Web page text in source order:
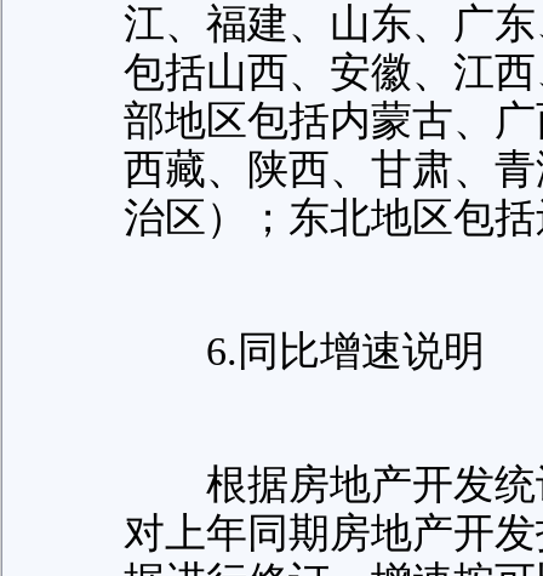
江、福建、山东、广
包括山西、安徽、江
部地区包括内蒙古、
西藏、陕西、甘肃、
治区）；东北地区包
6.同比增速说明
根据房地产开发统
对上年同期房地产开